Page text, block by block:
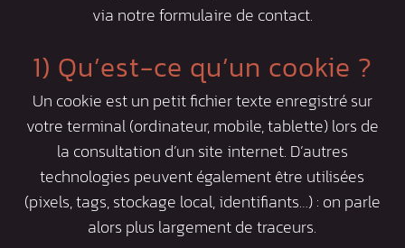
via notre formulaire de contact.
1) Qu’est-ce qu’un cookie ?
Un cookie est un petit fichier texte enregistré sur
votre terminal (ordinateur, mobile, tablette) lors de
la consultation d’un site internet. D’autres
technologies peuvent également être utilisées
(pixels, tags, stockage local, identifiants…) : on parle
alors plus largement de traceurs.